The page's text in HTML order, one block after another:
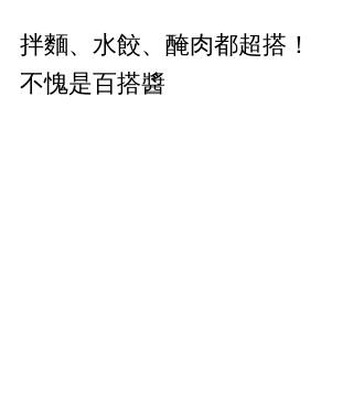
拌麵、水餃、醃肉都超搭！
不愧是百搭醬